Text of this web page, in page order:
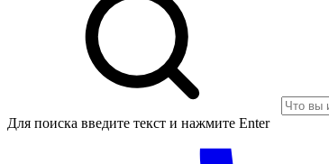
Для поиска введите текст и нажмите Enter